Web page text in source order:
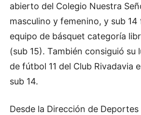
abierto del Colegio Nuestra
masculino y femenino, y sub
equipo de básquet categoría
(sub 15). También consiguió su
de fútbol 11 del Club Rivadavia
sub 14.
Desde la Dirección de